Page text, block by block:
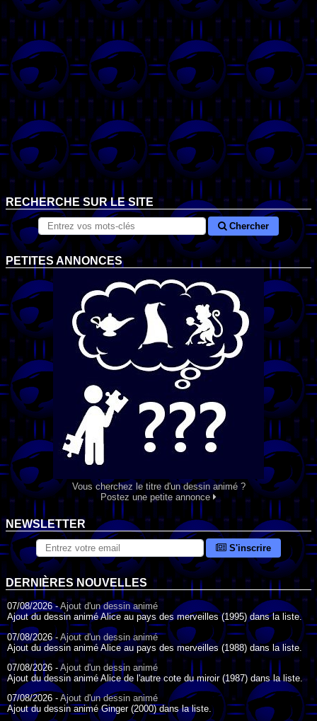
RECHERCHE SUR LE SITE
Chercher
PETITES ANNONCES
Vous cherchez le titre d'un dessin animé ?
Postez une petite annonce
NEWSLETTER
S'inscrire
DERNIÈRES NOUVELLES
07/08/2026 -Ajout d'un dessin animé
Ajout du dessin animé Alice au pays des merveilles (1995) dans la liste.
07/08/2026 - Ajout d'un dessin animé
Ajout du dessin animé Alice au pays des merveilles (1988) dans la liste.
07/08/2026 - Ajout d'un dessin animé
Ajout du dessin animé Alice de l'autre cote du miroir (1987) dans la liste.
07/08/2026 - Ajout d'un dessin animé
Ajout du dessin animé Ginger (2000) dans la liste.